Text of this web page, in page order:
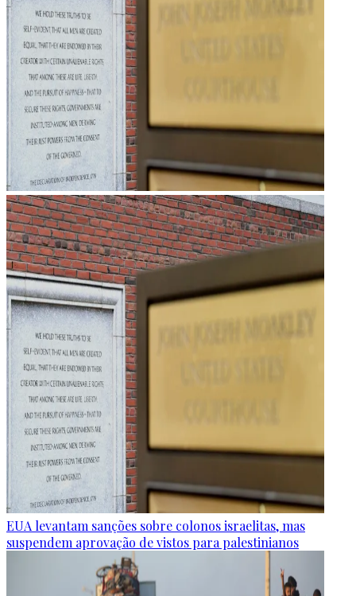
EUA levantam sanções sobre colonos israelitas, mas
suspendem aprovação de vistos para palestinianos